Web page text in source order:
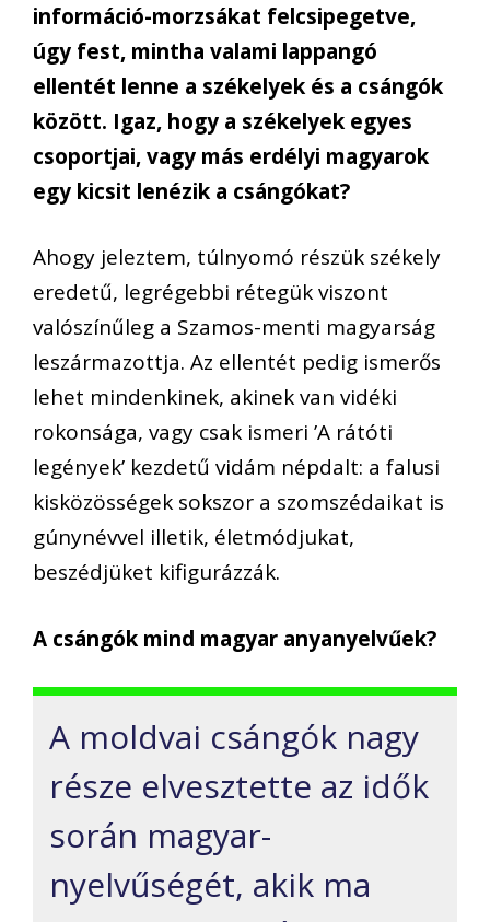
információ-morzsákat felcsipegetve,
úgy fest, mintha valami lappangó
ellentét lenne a székelyek és a csángók
között. Igaz, hogy a székelyek egyes
csoportjai, vagy más erdélyi magyarok
egy kicsit lenézik a csángókat?
Ahogy jeleztem, túlnyomó részük székely
eredetű, legrégebbi rétegük viszont
valószínűleg a Szamos-menti magyarság
leszármazottja. Az ellentét pedig ismerős
lehet mindenkinek, akinek van vidéki
rokonsága, vagy csak ismeri ’A rátóti
legények’ kezdetű vidám népdalt: a falusi
kisközösségek sokszor a szomszédaikat is
gúnynévvel illetik, életmódjukat,
beszédjüket kifigurázzák.
A csángók mind magyar anyanyelvűek?
A moldvai csángók nagy
része elvesztette az idők
során magyar-
nyelvűségét, akik ma